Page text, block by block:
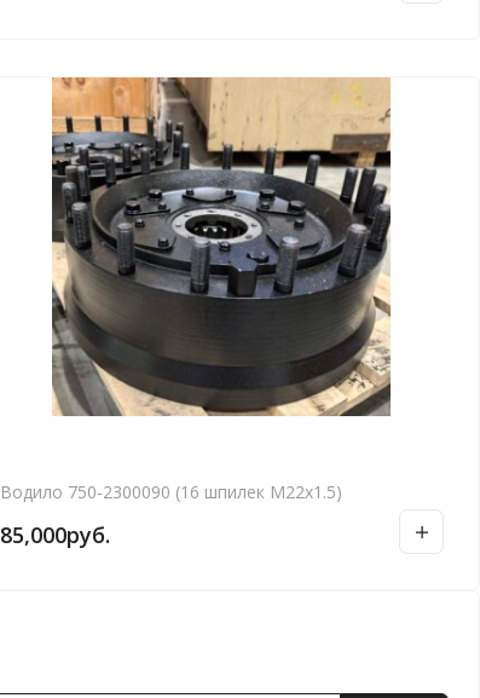
Водило 750-2300090 (16 шпилек М22х1.5)
85,000руб.